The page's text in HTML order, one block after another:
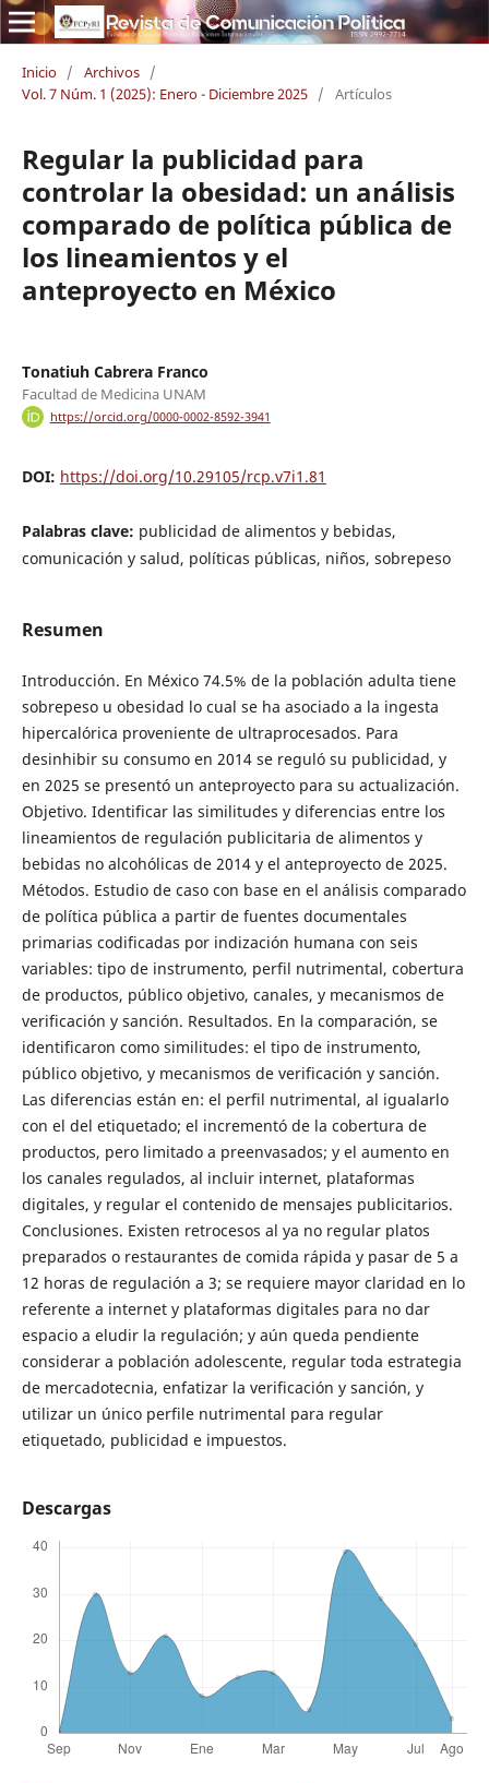
Inicio / Archivos /
Vol. 7 Núm. 1 (2025): Enero - Diciembre 2025 / Artículos
Regular la publicidad para
controlar la obesidad: un análisis
comparado de política pública de
los lineamientos y el
anteproyecto en México
Tonatiuh Cabrera Franco
Facultad de Medicina UNAM
https://orcid.org/0000-0002-8592-3941
DOI: https://doi.org/10.29105/rcp.v7i1.81
Palabras clave: publicidad de alimentos y bebidas,
comunicación y salud, políticas públicas, niños, sobrepeso
Resumen
Introducción. En México 74.5% de la población adulta tiene
sobrepeso u obesidad lo cual se ha asociado a la ingesta
hipercalórica proveniente de ultraprocesados. Para
desinhibir su consumo en 2014 se reguló su publicidad, y
en 2025 se presentó un anteproyecto para su actualización.
Objetivo. Identificar las similitudes y diferencias entre los
lineamientos de regulación publicitaria de alimentos y
bebidas no alcohólicas de 2014 y el anteproyecto de 2025.
Métodos. Estudio de caso con base en el análisis comparado
de política pública a partir de fuentes documentales
primarias codificadas por indización humana con seis
variables: tipo de instrumento, perfil nutrimental, cobertura
de productos, público objetivo, canales, y mecanismos de
verificación y sanción. Resultados. En la comparación, se
identificaron como similitudes: el tipo de instrumento,
público objetivo, y mecanismos de verificación y sanción.
Las diferencias están en: el perfil nutrimental, al igualarlo
con el del etiquetado; el incrementó de la cobertura de
productos, pero limitado a preenvasados; y el aumento en
los canales regulados, al incluir internet, plataformas
digitales, y regular el contenido de mensajes publicitarios.
Conclusiones. Existen retrocesos al ya no regular platos
preparados o restaurantes de comida rápida y pasar de 5 a
12 horas de regulación a 3; se requiere mayor claridad en lo
referente a internet y plataformas digitales para no dar
espacio a eludir la regulación; y aún queda pendiente
considerar a población adolescente, regular toda estrategia
de mercadotecnia, enfatizar la verificación y sanción, y
utilizar un único perfile nutrimental para regular
etiquetado, publicidad e impuestos.
Descargas